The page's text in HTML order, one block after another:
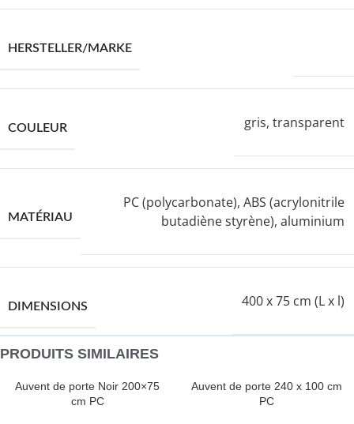
HERSTELLER/MARKE
COULEUR gris, transparent
MATÉRIAU
PC (polycarbonate), ABS (acrylonitrile
butadiène styrène), aluminium
DIMENSIONS 400 x 75 cm (L x l)
PRODUITS SIMILAIRES
Auvent de porte Noir 200×75
cm PC
Auvent de porte 240 x 100 cm
PC